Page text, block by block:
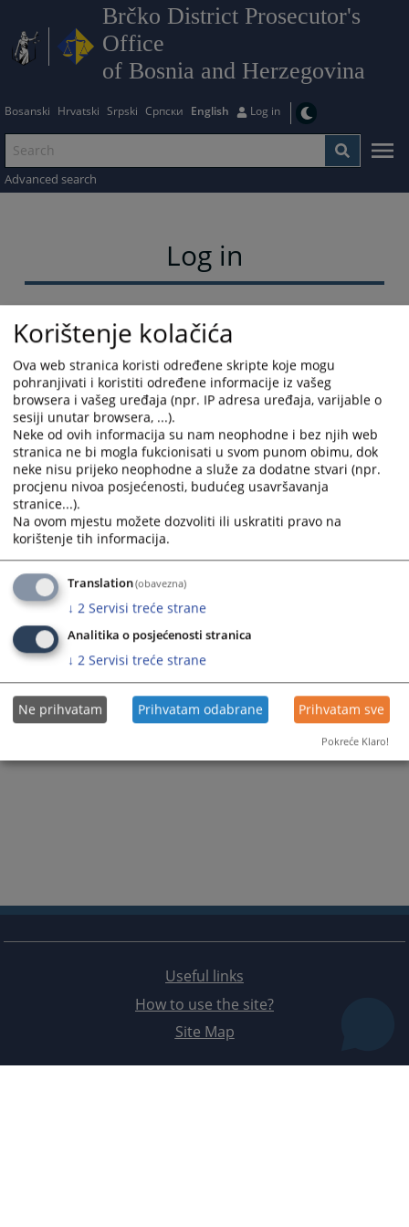
Brčko District Prosecutor's
Office
of Bosnia and Herzegovina
Bosanski Hrvatski Srpski Српски English Log in
Advanced search
Log in
Password
Remember me
Log in
Forgot your password?
Become a member?
Useful links
How to use the site?
Site Map
Korištenje kolačića
Ova web stranica koristi određene skripte koje mogu
pohranjivati i koristiti određene informacije iz vašeg
browsera i vašeg uređaja (npr. IP adresa uređaja, varijable o
sesiji unutar browsera, ...).
Neke od ovih informacija su nam neophodne i bez njih web
stranica ne bi mogla fukcionisati u svom punom obimu, dok
neke nisu prijeko neophodne a služe za dodatne stvari (npr.
procjenu nivoa posjećenosti, budućeg usavršavanja
stranice...).
Na ovom mjestu možete dozvoliti ili uskratiti pravo na
korištenje tih informacija.
Translation(obavezna)
↓ 2 Servisi treće strane
Analitika o posjećenosti stranica
↓ 2 Servisi treće strane
Ne prihvatam Prihvatam odabrane Prihvatam sve
Pokreće Klaro!